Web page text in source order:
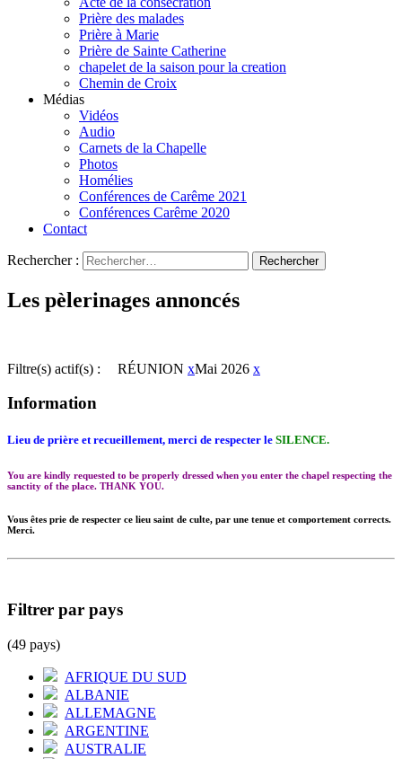
Prière des malades
Prière à Marie
Prière de Sainte Catherine
chapelet de la saison pour la creation
Chemin de Croix
Médias
Vidéos
Audio
Carnets de la Chapelle
Photos
Homélies
Conférences de Carême 2021
Conférences Carême 2020
Contact
Rechercher :
Les pèlerinages annoncés
Filtre(s) actif(s) : RÉUNION xMai 2026 x
Information
Lieu de prière et recueillement, merci de respecter le SILENCE.
You are kindly requested to be properly dressed when you enter the chapel respecting the
sanctity of the place. THANK YOU.
Vous êtes prie de respecter ce lieu saint de culte, par une tenue et comportement corrects.
Merci.
Filtrer par pays
(49 pays)
AFRIQUE DU SUD
ALBANIE
ALLEMAGNE
ARGENTINE
AUSTRALIE